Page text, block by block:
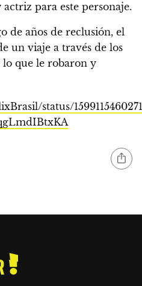
para este personaje.
de años de reclusión, el
un viaje a través de los
que le robaron y
status/